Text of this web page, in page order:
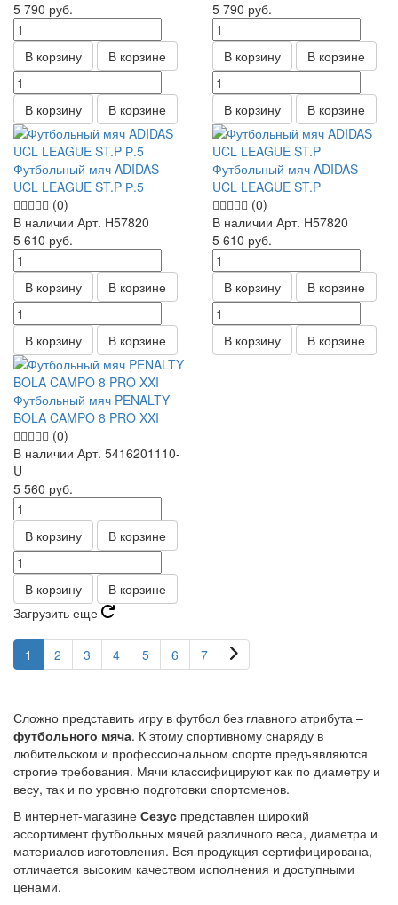
5 790 руб.
В корзину В корзине
В корзину В корзине
5 790 руб.
В корзину В корзине
В корзину В корзине
Футбольный мяч ADIDAS
UCL LEAGUE ST.P Р.5
(0)
В наличии Арт. H57820
5 610 руб.
В корзину В корзине
В корзину В корзине
Футбольный мяч ADIDAS
UCL LEAGUE ST.P
(0)
В наличии Арт. H57820
5 610 руб.
В корзину В корзине
В корзину В корзине
Футбольный мяч PENALTY
BOLA CAMPO 8 PRO XXI
(0)
В наличии Арт. 5416201110-
U
5 560 руб.
В корзину В корзине
В корзину
В корзине
Загрузить еще
1 2 3 4 5 6 7
Сложно представить игру в футбол без главного атрибута –
футбольного мяча. К этому спортивному снаряду в
любительском и профессиональном спорте предъявляются
строгие требования. Мячи классифицируют как по диаметру и
весу, так и по уровню подготовки спортсменов.
В интернет-магазине Сезус представлен широкий
ассортимент футбольных мячей различного веса, диаметра и
материалов изготовления. Вся продукция сертифицирована,
отличается высоким качеством исполнения и доступными
ценами.